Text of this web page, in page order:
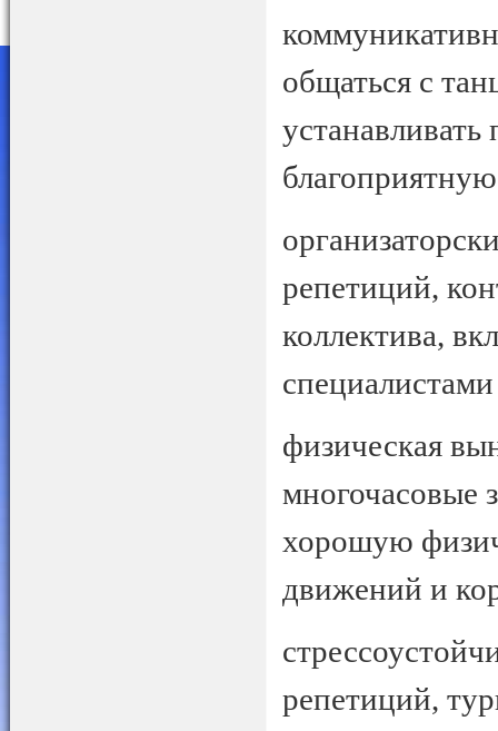
общаться с
устанавливать
репетиций,
коллектива,
физическая
многочасовые
хорошую
движений и
репетиций,